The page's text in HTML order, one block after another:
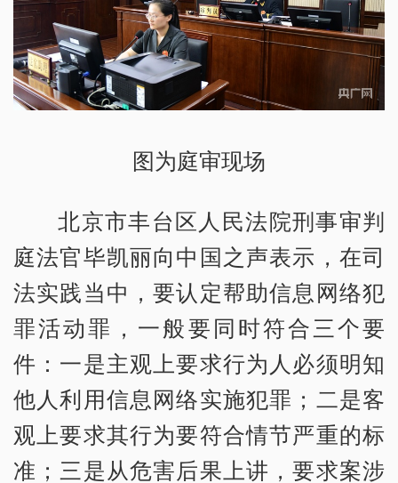
图为庭审现场
北京市丰台区人民法院刑事审判
庭法官毕凯丽向中国之声表示，在司
法实践当中，要认定帮助信息网络犯
罪活动罪，一般要同时符合三个要
件：一是主观上要求行为人必须明知
他人利用信息网络实施犯罪；二是客
观上要求其行为要符合情节严重的标
准；三是从危害后果上讲，要求案涉